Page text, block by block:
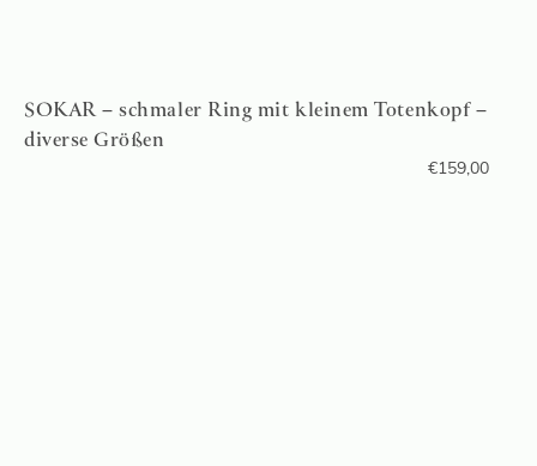
SOKAR – schmaler Ring mit kleinem Totenkopf –
diverse Größen
€159,00